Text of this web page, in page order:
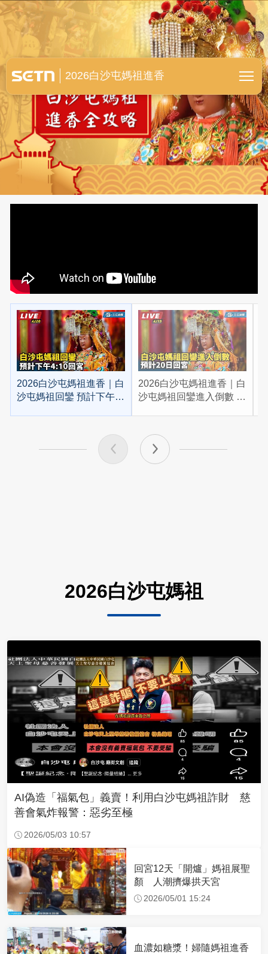
白沙屯媽祖進香全紀錄
2026白沙屯媽祖進香
2026白沙屯媽祖進香｜白
沙屯媽祖回鑾 預計下午
2026白沙屯媽祖進香｜白
沙屯媽祖回鑾進入倒數 預
2026白沙屯媽祖
AI偽造「福氣包」義賣！利用白沙屯媽祖詐財 慈
善會氣炸報警：惡劣至極
2026/05/03 10:57
回宮12天「開爐」媽祖展聖
顏 人潮擠爆拱天宮
2026/05/01 15:24
血濃如糖漿！婦隨媽祖進香